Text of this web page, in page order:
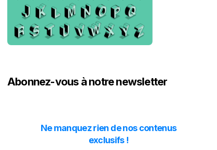
Abonnez-vous à notre newsletter
Ne manquez rien de nos contenus
exclusifs !